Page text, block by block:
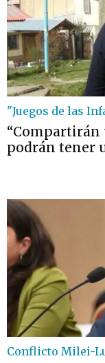
"Juegos de las
“Compartirán
podrán tener
Conflicto Milei-